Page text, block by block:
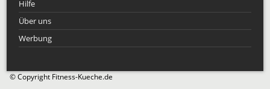
Hilfe
Über uns
Werbung
© Copyright Fitness-Kueche.de